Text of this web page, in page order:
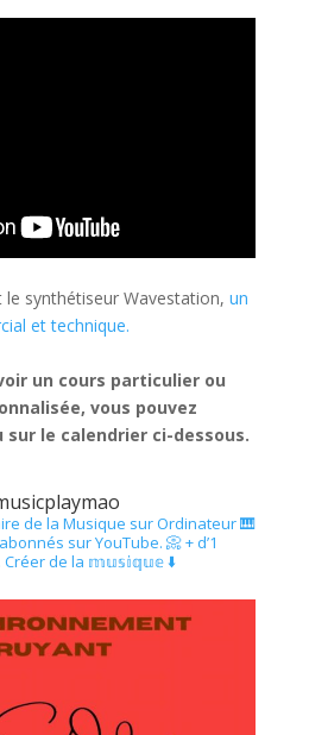
le synthétiseur Wavestation, un
et technique.
un cours particulier ou
vous pouvez
sur le calendrier ci-dessous.
de la Musique sur Ordinateur 🎹
sur YouTube. 📀 + d’1
Créer de la 𝕞𝕦𝕤𝕚𝕢𝕦𝕖 ⬇️